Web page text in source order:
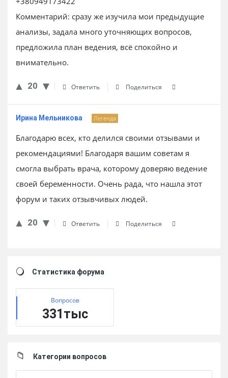
Комментарий: сразу же изучила мои предыдущие
анализы, задала много уточняющих вопросов,
предложила план ведения, всё спокойно и
внимательно.
20 Ответить Поделиться
Ирина Мельникова Легенда
Благодарю всех, кто делился своими отзывами и
рекомендациями! Благодаря вашим советам я
смогла выбрать врача, которому доверяю ведение
своей беременности. Очень рада, что нашла этот
форум и таких отзывчивых людей.
20 Ответить Поделиться
Статистика форума
Вопросов
331тыс
Категории вопросов